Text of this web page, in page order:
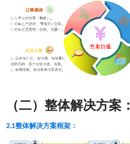
（二）整体解决方案：
2.1整体解决方案框架：